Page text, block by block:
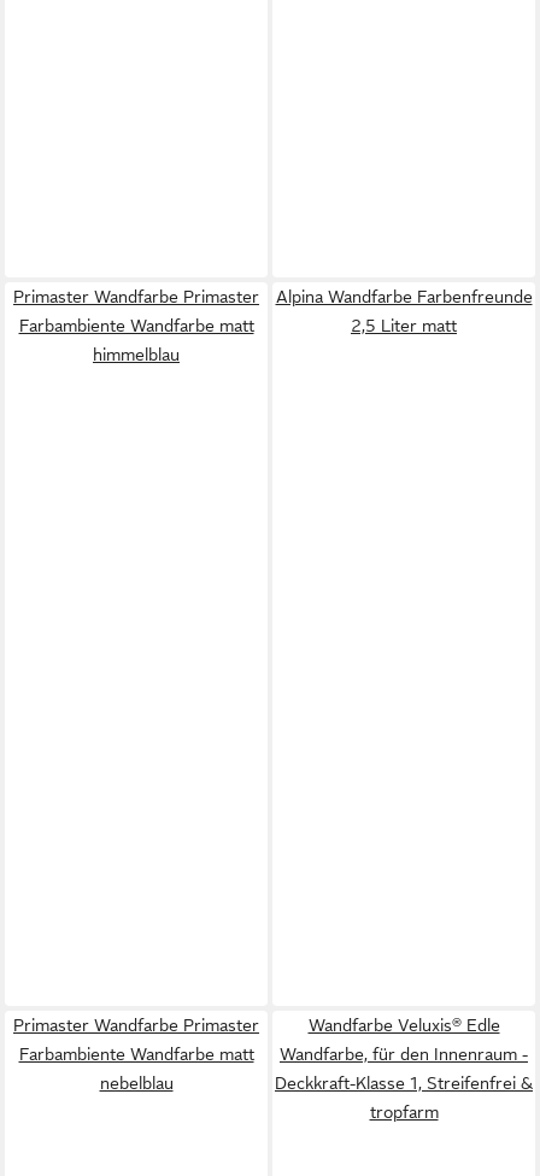
Primaster Wandfarbe Primaster
Farbambiente Wandfarbe matt
himmelblau
Alpina Wandfarbe Farbenfreunde
2,5 Liter matt
Primaster Wandfarbe Primaster
Farbambiente Wandfarbe matt
nebelblau
Wandfarbe Veluxis® Edle
Wandfarbe, für den Innenraum -
Deckkraft-Klasse 1, Streifenfrei &
tropfarm